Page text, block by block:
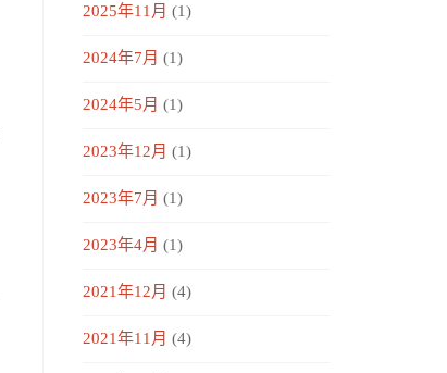
2025年11月 (1)
2024年7月 (1)
2024年5月 (1)
2023年12月 (1)
2023年7月 (1)
2023年4月 (1)
2021年12月 (4)
2021年11月 (4)